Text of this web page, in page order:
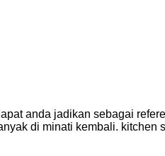
anda jadikan sebagai
di minati kembali.